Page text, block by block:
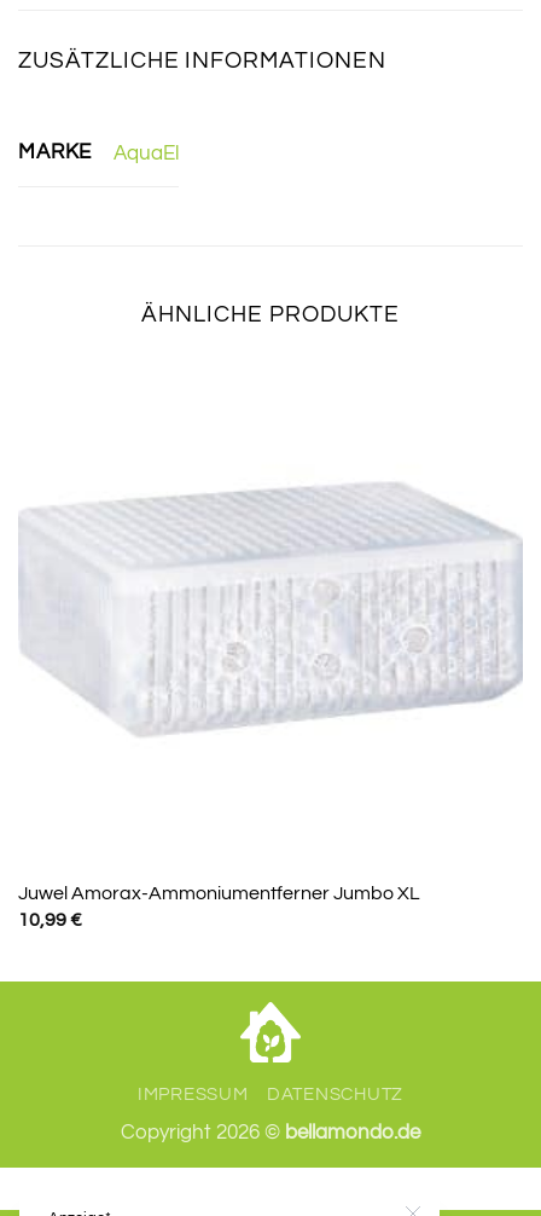
ZUSÄTZLICHE INFORMATIONEN
MARKE AquaEl
ÄHNLICHE PRODUKTE
Juwel Amorax-Ammoniumentferner Jumbo XL
10,99€
IMPRESSUM DATENSCHUTZ
Copyright 2026 © bellamondo.de